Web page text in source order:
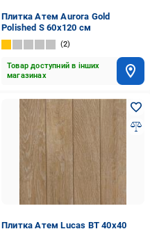
Плитка Атем Aurora Gold
Polished S 60x120 см
2
Товар доступний в інших
магазинах
Плитка Атем Lucas BT 40х40